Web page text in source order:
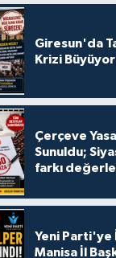
Giresun'da
Krizi
Çerçeve
Sunuldu;
farkı
Yeni Parti'ye
Manisa İl